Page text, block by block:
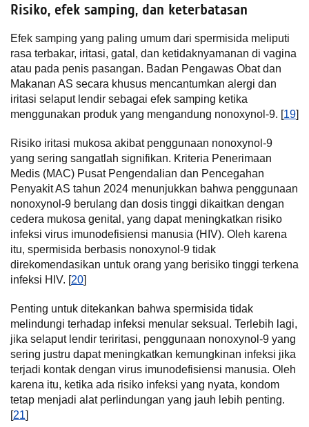
Risiko, efek samping, dan keterbatasan
Efek samping yang paling umum dari spermisida meliputi
rasa terbakar, iritasi, gatal, dan ketidaknyamanan di vagina
atau pada penis pasangan. Badan Pengawas Obat dan
Makanan AS secara khusus mencantumkan alergi dan
iritasi selaput lendir sebagai efek samping ketika
menggunakan produk yang mengandung nonoxynol-9. [19]
Risiko iritasi mukosa akibat penggunaan nonoxynol-9
yang sering sangatlah signifikan. Kriteria Penerimaan
Medis (MAC) Pusat Pengendalian dan Pencegahan
Penyakit AS tahun 2024 menunjukkan bahwa penggunaan
nonoxynol-9 berulang dan dosis tinggi dikaitkan dengan
cedera mukosa genital, yang dapat meningkatkan risiko
infeksi virus imunodefisiensi manusia (HIV). Oleh karena
itu, spermisida berbasis nonoxynol-9 tidak
direkomendasikan untuk orang yang berisiko tinggi terkena
infeksi HIV. [20]
Penting untuk ditekankan bahwa spermisida tidak
melindungi terhadap infeksi menular seksual. Terlebih lagi,
jika selaput lendir teriritasi, penggunaan nonoxynol-9 yang
sering justru dapat meningkatkan kemungkinan infeksi jika
terjadi kontak dengan virus imunodefisiensi manusia. Oleh
karena itu, ketika ada risiko infeksi yang nyata, kondom
tetap menjadi alat perlindungan yang jauh lebih penting.
[21]